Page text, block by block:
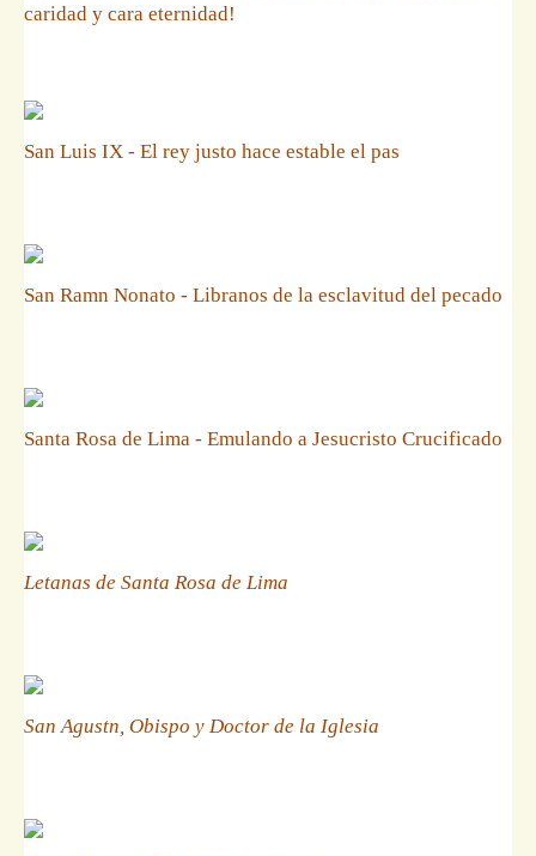
caridad y cara eternidad!
San Luis IX - El rey justo hace estable el pas
San Ramn Nonato - Libranos de la esclavitud del pecado
Santa Rosa de Lima - Emulando a Jesucristo Crucificado
Letanas de Santa Rosa de Lima
San Agustn, Obispo y Doctor de la Iglesia